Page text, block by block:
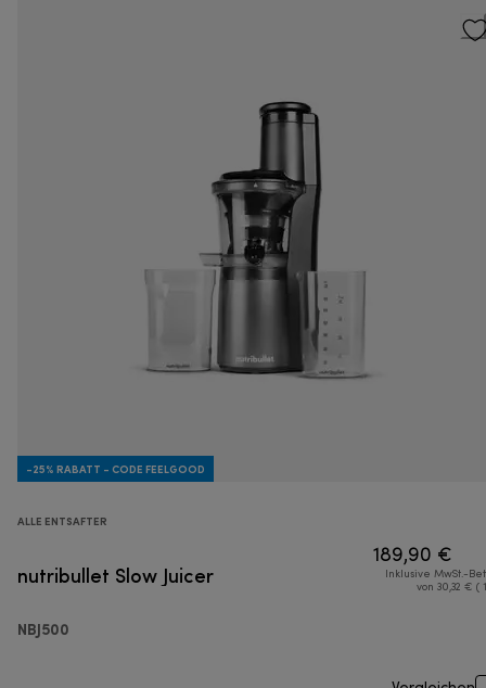
-25% RABATT - CODE FEELGOOD
ALLE ENTSAFTER
nutribullet Slow Juicer
NBJ500
189,90 €
Inklusive MwSt.-
von 30,32 € (